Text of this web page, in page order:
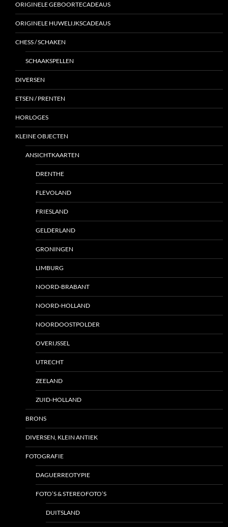
ORIGINELE GEBOORTECADEAUS
ORIGINELE HUWELIJKSCADEAUS
CHESS / SCHAKEN
SCHAAKSPELLEN
DIVERSEN
ETSEN / PRENTEN
HORLOGES
KLEINE OBJECTEN
ANSICHTKAARTEN
DRENTHE
FLEVOLAND
FRIESLAND
GELDERLAND
GRONINGEN
LIMBURG
NOORD-BRABANT
NOORD-HOLLAND
NOORDOOSTPOLDER
OVERIJSSEL
UTRECHT
ZEELAND
ZUID-HOLLAND
BRONS
DIVERSEN, KLEIN ANTIEK
FOTOGRAFIE
DAGUERREOTYPIE
FOTO’S & STEREOFOTO’S
DUITSLAND